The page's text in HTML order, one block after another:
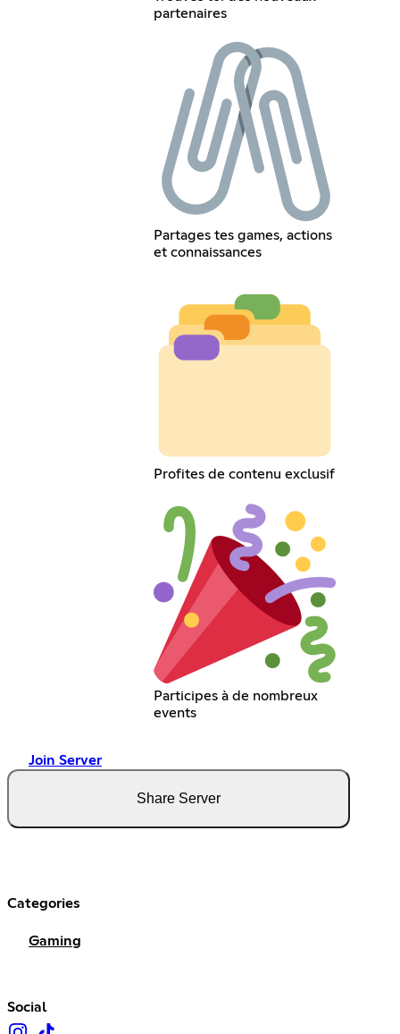
partenaires
Partages tes games, actions
et connaissances
Profites de contenu exclusif
Participes à de nombreux
events
Join Server
Share Server
Categories
Gaming
Social